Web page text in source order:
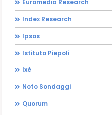
Euromedia Research
Index Research
Ipsos
Istituto Piepoli
Ixè
Noto Sondaggi
Quorum